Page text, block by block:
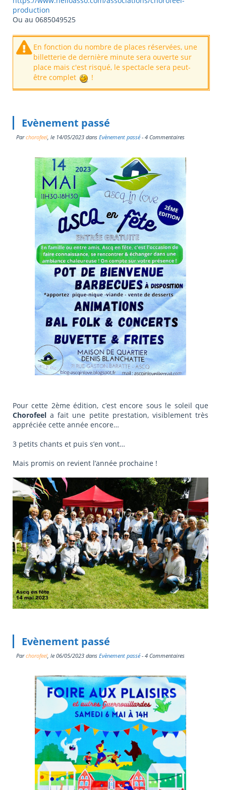
production
Ou au 0685049525
En fonction du nombre de places réservées, une
billetterie de dernière minute sera ouverte sur
place mais c'est risqué, le spectacle sera peut-
être complet
!
Evènement passé
Parchorofeel, le 14/05/2023dans Evènement passé- 4 Commentaires
Pour cette 2ème édition, c’est encore sous le soleil que
Chorofeel a fait une petite prestation, visiblement très
appréciée cette année encore…
3 petits chants et puis s’en vont…
Mais promis on revient l’année prochaine !
Evènement passé
Parchorofeel, le 06/05/2023dans Evènement passé- 4 Commentaires